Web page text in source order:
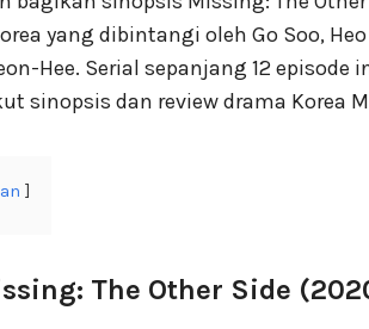
yang dibintangi oleh Go Soo, Heo
Hee. Serial sepanjang 12
sinopsis dan review drama Korea
The Other Side